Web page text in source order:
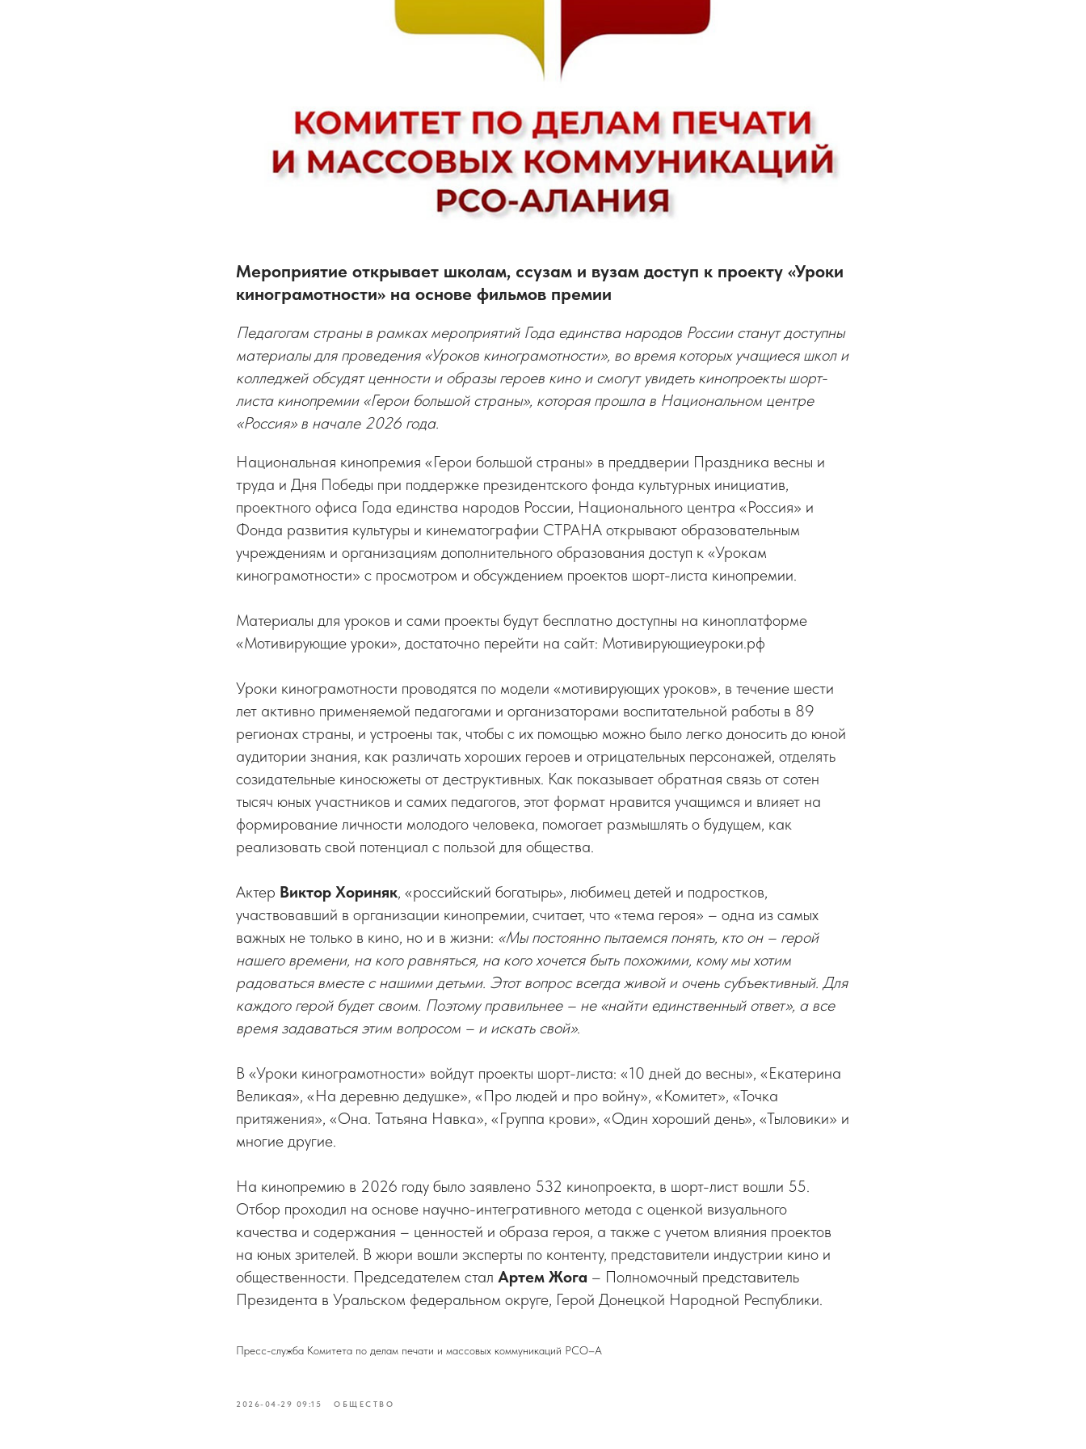
Мероприятие открывает школам, ссузам и вузам доступ к проекту «Уроки
кинограмотности» на основе фильмов премии
Педагогам страны в рамках мероприятий Года единства народов России станут доступны
материалы для проведения «Уроков кинограмотности», во время которых учащиеся школ и
колледжей обсудят ценности и образы героев кино и смогут увидеть кинопроекты шорт-
листа кинопремии «Герои большой страны», которая прошла в Национальном центре
«Россия» в начале 2026 года.
Национальная кинопремия «Герои большой страны» в преддверии Праздника весны и
труда и Дня Победы при поддержке президентского фонда культурных инициатив,
проектного офиса Года единства народов России, Национального центра «Россия» и
Фонда развития культуры и кинематографии СТРАНА открывают образовательным
учреждениям и организациям дополнительного образования доступ к «Урокам
кинограмотности» с просмотром и обсуждением проектов шорт-листа кинопремии.
Материалы для уроков и сами проекты будут бесплатно доступны на киноплатформе
«Мотивирующие уроки», достаточно перейти на сайт: Мотивирующиеуроки.рф
Уроки кинограмотности проводятся по модели «мотивирующих уроков», в течение шести
лет активно применяемой педагогами и организаторами воспитательной работы в 89
регионах страны, и устроены так, чтобы с их помощью можно было легко доносить до юной
аудитории знания, как различать хороших героев и отрицательных персонажей, отделять
созидательные киносюжеты от деструктивных. Как показывает обратная связь от сотен
тысяч юных участников и самих педагогов, этот формат нравится учащимся и влияет на
формирование личности молодого человека, помогает размышлять о будущем, как
реализовать свой потенциал с пользой для общества.
Актер Виктор Хориняк, «российский богатырь», любимец детей и подростков,
участвовавший в организации кинопремии, считает, что «тема героя» – одна из самых
важных не только в кино, но и в жизни: «Мы постоянно пытаемся понять, кто он – герой
нашего времени, на кого равняться, на кого хочется быть похожими, кому мы хотим
радоваться вместе с нашими детьми. Этот вопрос всегда живой и очень субъективный. Для
каждого герой будет своим. Поэтому правильнее – не «найти единственный ответ», а все
время задаваться этим вопросом – и искать свой».
В «Уроки кинограмотности» войдут проекты шорт-листа: «10 дней до весны», «Екатерина
Великая», «На деревню дедушке», «Про людей и про войну», «Комитет», «Точка
притяжения», «Она. Татьяна Навка», «Группа крови», «Один хороший день», «Тыловики» и
многие другие.
На кинопремию в 2026 году было заявлено 532 кинопроекта, в шорт-лист вошли 55.
Отбор проходил на основе научно-интегративного метода с оценкой визуального
качества и содержания – ценностей и образа героя, а также с учетом влияния проектов
на юных зрителей. В жюри вошли эксперты по контенту, представители индустрии кино и
общественности. Председателем стал Артем Жога – Полномочный представитель
Президента в Уральском федеральном округе, Герой Донецкой Народной Республики.
Пресс-служба Комитета по делам печати и массовых коммуникаций РСО–А
2026-04-29 09:15 ОБЩЕСТВО